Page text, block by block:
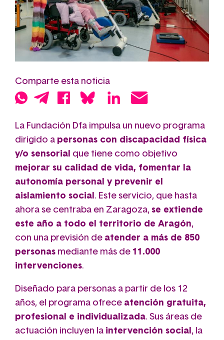
Comparte esta noticia
La Fundación Dfa impulsa un nuevo programa
dirigido a personas con discapacidad física
y/o sensorial que tiene como objetivo
mejorar su calidad de vida, fomentar la
autonomía personal y prevenir el
aislamiento social . Este servicio, que hasta
ahora se centraba en Zaragoza, se extiende
este año a todo el territorio de Aragón,
con una previsión de atender a más de 850
personas mediante más de 11.000
intervenciones.
Diseñado para personas a partir de los 12
años, el programa ofrece atención gratuita,
profesional e individualizada. Sus áreas de
actuación incluyen la intervención social , la